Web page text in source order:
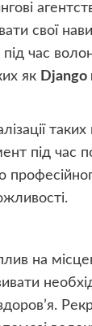
свої
час
як Django
під
на